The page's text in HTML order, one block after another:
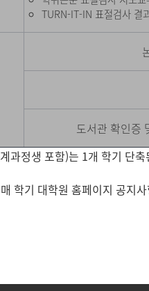
TURN-IT-IN 표절검사 결
도서관 확인증
과정생 포함)는 1개 학기 단축
학기 대학원 홈페이지 공지